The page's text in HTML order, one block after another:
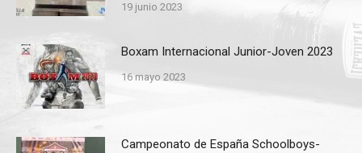
19 junio 2023
Boxam Internacional Junior-Joven 2023
16 mayo 2023
Campeonato de España Schoolboys-